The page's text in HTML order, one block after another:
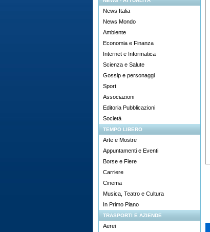
News Italia
News Mondo
Ambiente
Economia e Finanza
Internet e Informatica
Scienza e Salute
Gossip e personaggi
Sport
Associazioni
Editoria Pubblicazioni
Società
TEMPO LIBERO
Arte e Mostre
Appuntamenti e Eventi
Borse e Fiere
Carriere
Cinema
Musica, Teatro e Cultura
In Primo Piano
TRASPORTI E AZIENDE
Aerei